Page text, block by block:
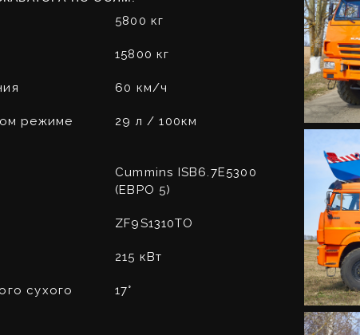
5800 кг
15800 кг
60 км/ч
режиме
29 л / 100км
Cummins ISB6.7E5300
(ЕВРО 5)
ZF9S1310TO
215 кВт
сухого
17°